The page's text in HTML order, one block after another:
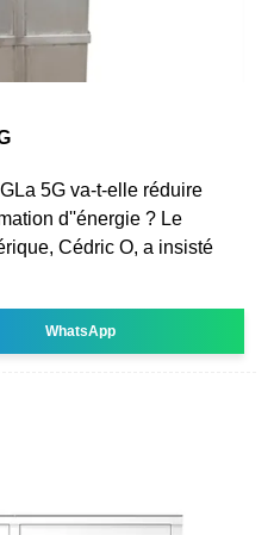
5G va-t-elle réduire
d''énergie ? Le
Cédric O, a insisté
WhatsApp